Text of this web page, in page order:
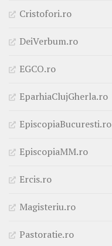
Cristofori.ro
DeiVerbum.ro
EGCO.ro
EparhiaClujGherla.ro
EpiscopiaBucuresti.ro
EpiscopiaMM.ro
Ercis.ro
Magisteriu.ro
Pastoratie.ro